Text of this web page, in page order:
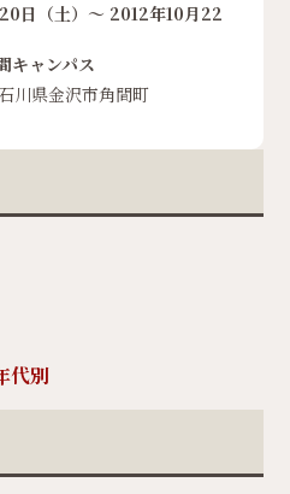
代別
日（土）〜 2012年10月22
キャンパス
金沢市角間町